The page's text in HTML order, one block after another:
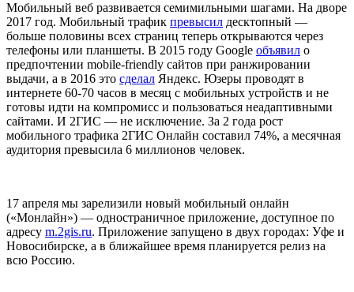
Мобильный веб развивается семимильными шагами. На дворе
2017 год. Мобильный трафик превысил десктопный —
больше половины всех страниц теперь открываются через
телефоны или планшеты. В 2015 году Google объявил о
предпочтении mobile-friendly сайтов при ранжировании
выдачи, а в 2016 это сделал Яндекс. Юзеры проводят в
интернете 60-70 часов в месяц с мобильных устройств и не
готовы идти на компромисс и пользоваться неадаптивными
сайтами. И 2ГИС — не исключение. За 2 года рост
мобильного трафика 2ГИС Онлайн составил 74%, а месячная
аудитория превысила 6 миллионов человек.
17 апреля мы зарелизили новый мобильный онлайн
(«Монлайн») — одностраничное приложение, доступное по
адресу m.2gis.ru. Приложение запущено в двух городах: Уфе и
Новосибирске, а в ближайшее время планируется релиз на
всю Россию.